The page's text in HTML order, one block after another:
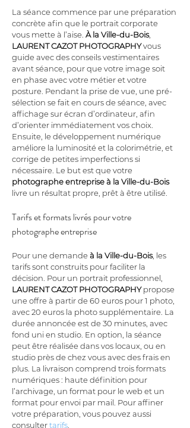
La séance commence par une préparation
concrète afin que le portrait corporate
vous mette à l’aise. À la Ville-du-Bois,
LAURENT CAZOT PHOTOGRAPHY vous
guide avec des conseils vestimentaires
avant séance, pour que votre image soit
en phase avec votre métier et votre
posture. Pendant la prise de vue, une pré-
sélection se fait en cours de séance, avec
affichage sur écran d’ordinateur, afin
d’orienter immédiatement vos choix.
Ensuite, le développement numérique
améliore la luminosité et la colorimétrie, et
corrige de petites imperfections si
nécessaire. Le but est que votre
photographe entrepriseà la Ville-du-Bois
livre un résultat propre, prêt à être utilisé.
Tarifs et formats livrés pour votre
photographe entreprise
Pour une demande à la Ville-du-Bois, les
tarifs sont construits pour faciliter la
décision. Pour un portrait professionnel,
LAURENT CAZOT PHOTOGRAPHY propose
une offre à partir de 60 euros pour 1 photo,
avec 20 euros la photo supplémentaire. La
durée annoncée est de 30 minutes, avec
fond uni en studio. En option, la séance
peut être réalisée dans vos locaux, ou en
studio près de chez vous avec des frais en
plus. La livraison comprend trois formats
numériques : haute définition pour
l’archivage, un format pour le web et un
format pour envoi par mail. Pour affiner
votre préparation, vous pouvez aussi
consulter tarifs